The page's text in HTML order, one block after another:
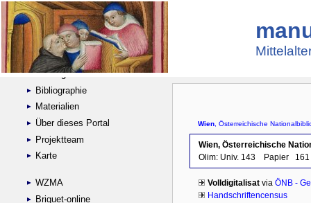
Suche
Handschriftensammlungen
Digitalisierte Handschriften
Kataloge
Bibliographie
Materialien
Über dieses Portal
Projektteam
Karte
WZMA
Briquet-online